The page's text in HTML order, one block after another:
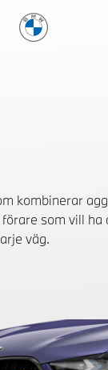
BMW Sverige
kombinerar
som vill
väg.